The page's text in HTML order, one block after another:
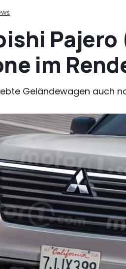
Pajero
im
Geländewagen auch